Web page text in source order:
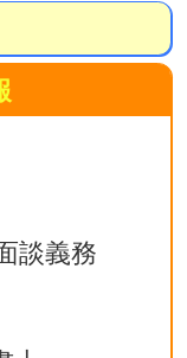
談義務